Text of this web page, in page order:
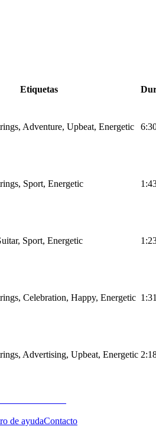
Etiquetas
Adventure, Upbeat, Energetic
Sport, Energetic
Sport, Energetic
Celebration, Happy, Energetic 1:31
Advertising, Upbeat, Energetic
de ayudaContacto